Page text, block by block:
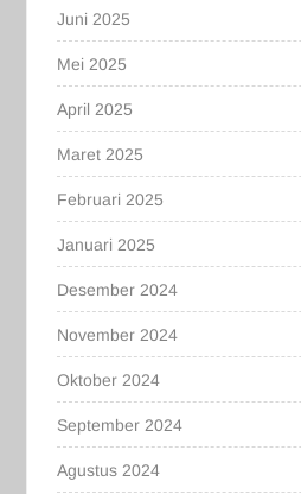
Juni 2025
Mei 2025
April 2025
Maret 2025
Februari 2025
Januari 2025
Desember 2024
November 2024
Oktober 2024
September 2024
Agustus 2024